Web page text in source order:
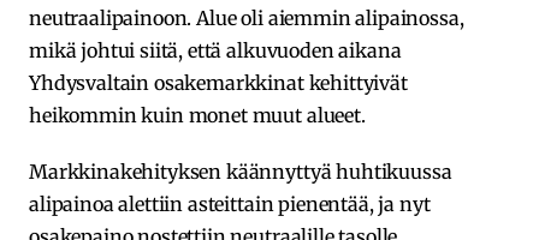
neutraalipainoon. Alue oli aiemmin alipainossa,
mikä johtui siitä, että alkuvuoden aikana
Yhdysvaltain osakemarkkinat kehittyivät
heikommin kuin monet muut alueet.
Markkinakehityksen käännyttyä huhtikuussa
alipainoa alettiin asteittain pienentää, ja nyt